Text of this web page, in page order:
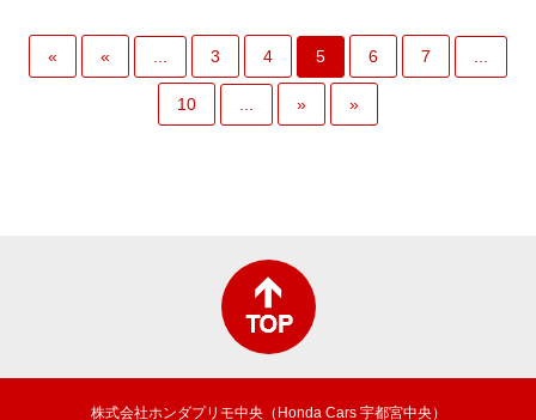
« « 3 4 5 6 7
10 » »
株式会社ホンダプリモ中央（Honda Cars 宇都宮中央）